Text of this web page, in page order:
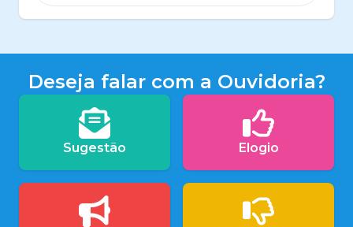
Deseja falar com a Ouvidoria?
Sugestão Elogio